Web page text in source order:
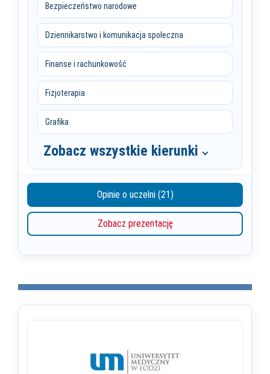
Bezpieczeństwo narodowe
Dziennikarstwo i komunikacja społeczna
Finanse i rachunkowość
Fizjoterapia
Grafika
Zobacz wszystkie kierunki
Opinie o uczelni (21)
Zobacz prezentację